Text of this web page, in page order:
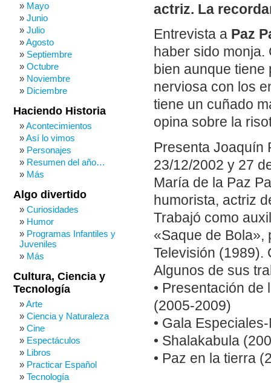
actriz. La
Entrevista a Paz
haber sido
bien aunque
nerviosa con los
tiene un cuñado
opina sobre la
Presenta Joaquín
23/12/2002 y 27
María de la Paz
humorista, actriz
Trabajó como
«Saque de Bola»,
Televisión (1989).
Algunos de sus
• Presentación de
(2005-2009)
• Gala
• Shalakabula
• Paz en la tierra
Mayo
Junio
Julio
Agosto
Septiembre
Octubre
Noviembre
Diciembre
Haciendo Historia
Acontecimientos
Así lo vimos
Personajes
Resumen del año…
Más
Algo divertido
Curiosidades
Humor
Programas Infantiles y
Juveniles
Más
Cultura, Ciencia y
Tecnología
Arte
Ciencia y Naturaleza
Cine
Espectáculos
Libros
Practicar Español
Tecnología